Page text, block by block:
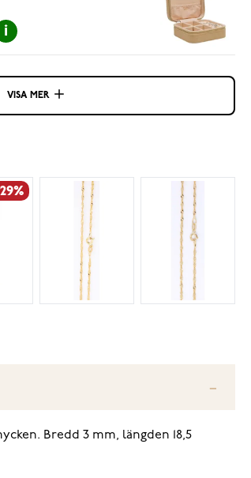
VISA MER
Bredd 3 mm, längden 18,5